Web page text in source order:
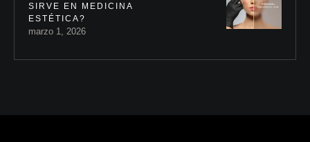
SIRVE EN MEDICINA
ESTÉTICA?
marzo 1, 2026